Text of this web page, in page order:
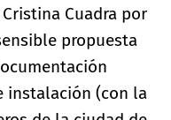
Cuadra por
propuesta
instalación (con la